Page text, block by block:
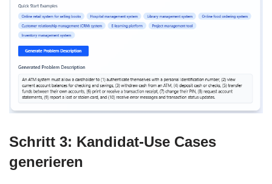
Schritt 3: Kandidat-Use Cases
generieren